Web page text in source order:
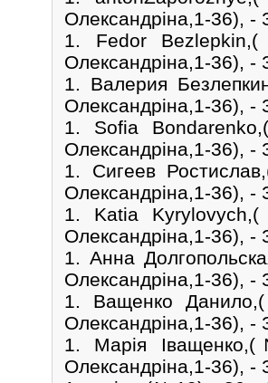
Олександріна,1-36), -
1. Fedor
Олександріна,1-36), -
1. Валерия
Олександріна,1-36), -
1. Sofia
Олександріна,1-36), -
1. Сигеев
Олександріна,1-36), -
1. Katia
Олександріна,1-36), -
1. Анна
Олександріна,1-36), -
1. Ващенко
Олександріна,1-36), -
1. Марія
Олександріна,1-36), -